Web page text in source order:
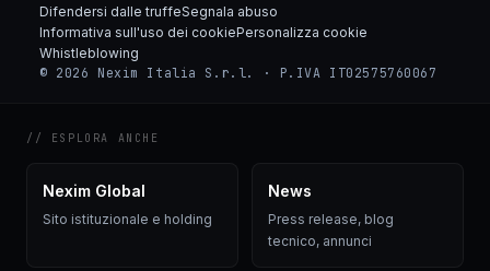
Difendersi dalle truffeSegnala abuso
Informativa sull'uso dei cookiePersonalizza cookie
Whistleblowing
© 2026 Nexim Italia S.r.l. · P.IVA IT02575760067
// ESPLORA ANCHE
Nexim Global
Sito istituzionale e holding
News
Press release, blog
tecnico, annunci